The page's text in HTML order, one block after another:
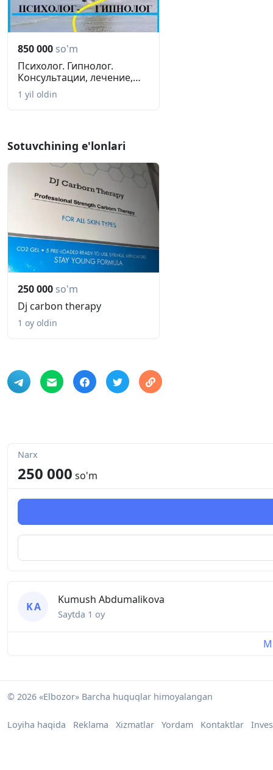
850 000 so'm
Психолог. Гипнолог.
Консультации, лечение,
гипноз....
1 yil oldin
Sotuvchining e'lonlari
250 000 so'm
Dj carbon therapy
1 oy oldin
Narx
250 000 so'm
K A
Kumush Abdumalikova
Saytda 1 oy
© 2026 «Elbozor» Barcha huquqlar himoyalangan
Loyiha haqida Reklama Xizmatlar Yordam Kontaktlar